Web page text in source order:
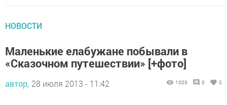
НОВОСТИ
Маленькие елабужане побывали в
«Сказочном путешествии» [+фото]
автор, 28 июля 2013 - 11:42 1003 0 0